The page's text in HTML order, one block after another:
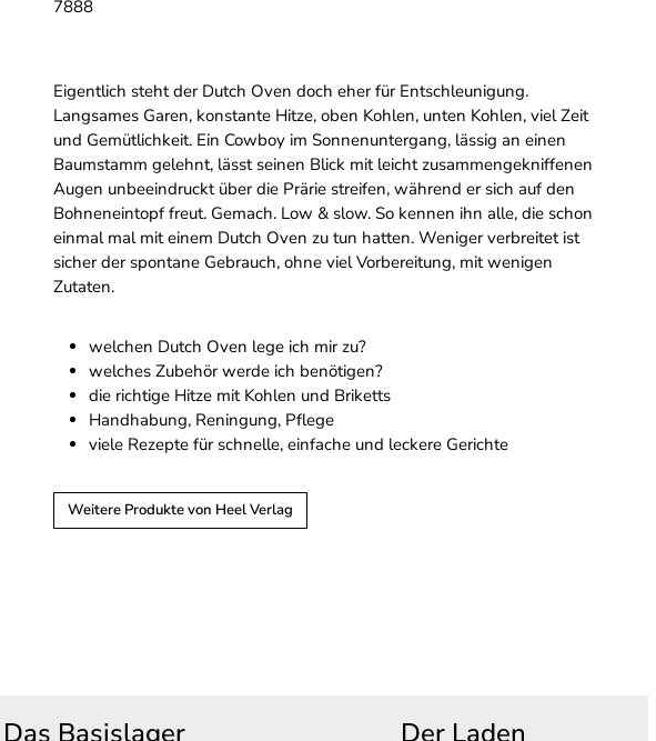
7888
Eigentlich steht der Dutch Oven doch eher für Entschleunigung.
Langsames Garen, konstante Hitze, oben Kohlen, unten Kohlen, viel Zeit
und Gemütlichkeit. Ein Cowboy im Sonnenuntergang, lässig an einen
Baumstamm gelehnt, lässt seinen Blick mit leicht zusammengekniffenen
Augen unbeeindruckt über die Prärie streifen, während er sich auf den
Bohneneintopf freut. Gemach. Low & slow. So kennen ihn alle, die schon
einmal mal mit einem Dutch Oven zu tun hatten. Weniger verbreitet ist
sicher der spontane Gebrauch, ohne viel Vorbereitung, mit wenigen
Zutaten.
welchen Dutch Oven lege ich mir zu?
welches Zubehör werde ich benötigen?
die richtige Hitze mit Kohlen und Briketts
Handhabung, Reningung, Pflege
viele Rezepte für schnelle, einfache und leckere Gerichte
Weitere Produkte von Heel Verlag
Das Basislager Der Laden